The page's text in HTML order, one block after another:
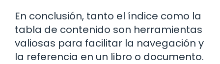
En conclusión, tanto el índice como la
tabla de contenido son herramientas
valiosas para facilitar la navegación y
la referencia en un libro o documento.